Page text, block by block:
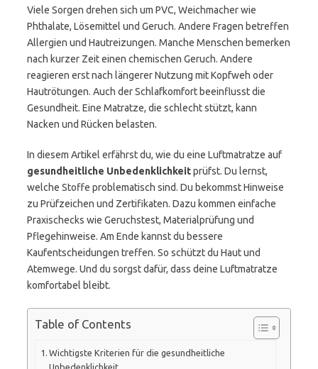
Viele Sorgen drehen sich um PVC, Weichmacher wie
Phthalate, Lösemittel und Geruch. Andere Fragen betreffen
Allergien und Hautreizungen. Manche Menschen bemerken
nach kurzer Zeit einen chemischen Geruch. Andere
reagieren erst nach längerer Nutzung mit Kopfweh oder
Hautrötungen. Auch der Schlafkomfort beeinflusst die
Gesundheit. Eine Matratze, die schlecht stützt, kann
Nacken und Rücken belasten.
In diesem Artikel erfährst du, wie du eine Luftmatratze auf
gesundheitliche Unbedenklichkeitprüfst. Du lernst,
welche Stoffe problematisch sind. Du bekommst Hinweise
zu Prüfzeichen und Zertifikaten. Dazu kommen einfache
Praxischecks wie Geruchstest, Materialprüfung und
Pflegehinweise. Am Ende kannst du bessere
Kaufentscheidungen treffen. So schützt du Haut und
Atemwege. Und du sorgst dafür, dass deine Luftmatratze
komfortabel bleibt.
Table of Contents
Wichtigste Kriterien für die gesundheitliche
Unbedenklichkeit